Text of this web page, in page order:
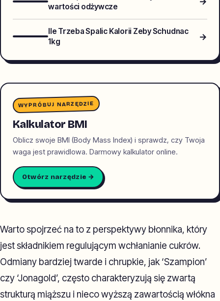
wartości odżywcze
Ile Trzeba Spalic Kalorii Zeby Schudnac
1kg
→
WYPRÓBUJ NARZĘDZIE
Kalkulator BMI
Oblicz swoje BMI (Body Mass Index) i sprawdz, czy Twoja
waga jest prawidlowa. Darmowy kalkulator online.
Otwórz narzędzie →
Warto spojrzeć na to z perspektywy błonnika, który
jest składnikiem regulującym wchłanianie cukrów.
Odmiany bardziej twarde i chrupkie, jak ‘Szampion’
czy ‘Jonagold’, często charakteryzują się zwartą
strukturą miąższu i nieco wyższą zawartością włókna